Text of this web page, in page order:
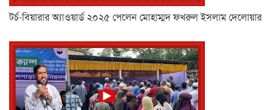
টর্চ-বিয়ারার অ্যাওয়ার্ড ২০২৫ পেলেন মোহাম্মদ ফখরুল ইসলাম দেলোয়ার